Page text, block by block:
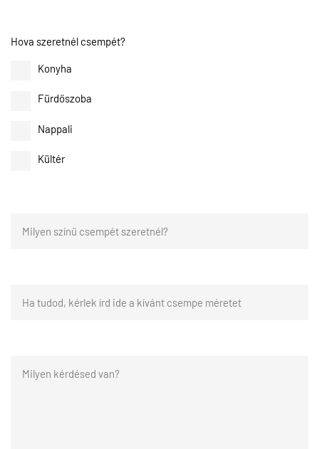
Hova szeretnél csempét?
Konyha
Fürdőszoba
Nappali
Kültér